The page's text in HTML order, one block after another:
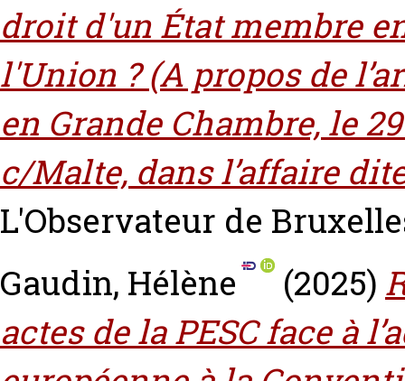
droit d'un État membre
l'Union ? (A propos de
en Grande Chambre, le
c/Malte, dans l’affaire
L'Observateur de
Gaudin, Hélène
(2025)
actes de la PESC face à